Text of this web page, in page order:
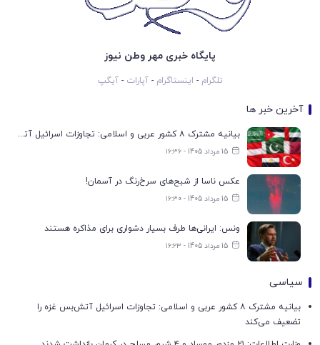
پایگاه خبری مهر وطن نیوز
تلگرام - اینستاگرام -آپارات -آیگپ
آخرین خبر ها
بیانیه مشترک ۸ کشور عربی و اسلامی: تجاوزات اسرائیل آتش‌بس غزه را تضعیف می‌کند
15 مرداد 1405 - ۱۶:۳۶
عکس ناسا از شبح‌های سرخ‌رنگ در آسمان!
15 مرداد 1405 - ۱۶:۳۰
ونس: ایرانی‌ها طرف بسیار دشواری برای مذاکره هستند
15 مرداد 1405 - ۱۶:۲۳
سیاسی
بیانیه مشترک ۸ کشور عربی و اسلامی: تجاوزات اسرائیل آتش‌بس غزه را
تضعیف می‌کند